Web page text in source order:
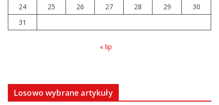
24
25 26 27 28 29
30
31
« lip
Losowo wybrane artykuły